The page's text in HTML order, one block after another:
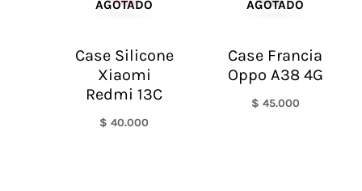
AGOTADO
Case Silicone
Xiaomi
Redmi 13C
$ 40.000
AGOTADO
Case Francia
Oppo A38 4G
$ 45.000